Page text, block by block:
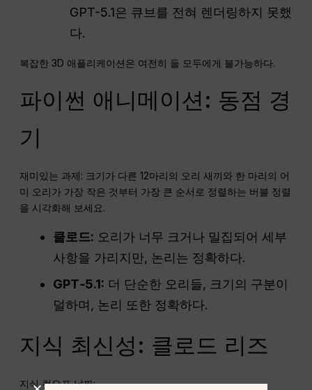
GPT-5.1은 큐브를 전혀 렌더링하지 못했
다.
복잡한 3D 애플리케이션은 여전히 둘 모두에게 불가능하다.
파이썬 애니메이션: 동점 경
기
재미있는 과제: 크기가 다른 12마리의 오리 새끼와 한 마리의 어
미 오리가 가장 작은 것부터 가장 큰 순서로 정렬하는 버블 정렬
을 시각화해 보세요.
클로드: 오리가 너무 크거나 밀집되어 세부
사항을 가리지만, 논리는 정확하다.
GPT‑5.1: 더 단순한 오리들, 크기의 구분이
덜하며, 논리 또한 정확하다.
지식 최신성: 클로드 리즈
지식 컷오프 날짜: